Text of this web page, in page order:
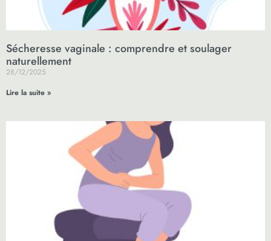
Sécheresse vaginale : comprendre et soulager
naturellement
28/12/2025
Lire la suite »